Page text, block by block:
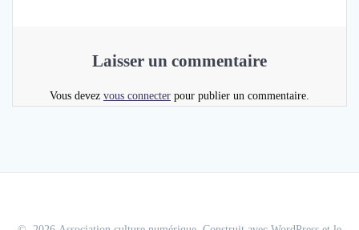
Laisser un commentaire
Vous devez vous connecter pour publier un commentaire.